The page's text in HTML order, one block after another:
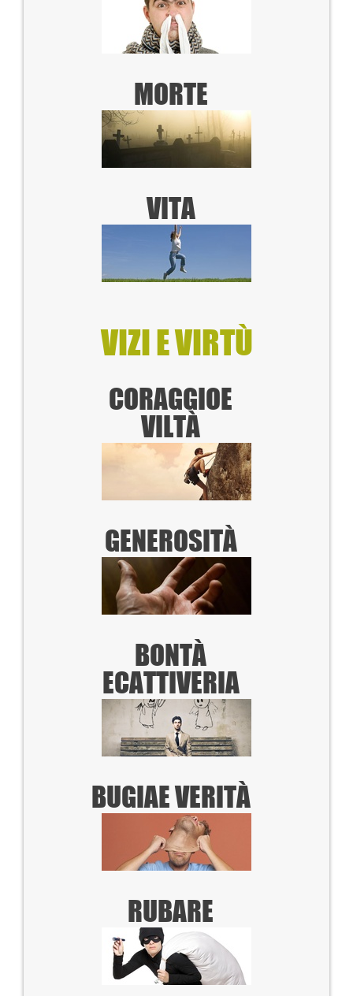
MORTE
VITA
VIZI E VIRTÙ
CORAGGIOE
VILTÀ
GENEROSITÀ
BONTÀ
ECATTIVERIA
BUGIAE VERITÀ
RUBARE